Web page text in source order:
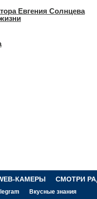
Евгения Солнцева
КАМЕРЫ СМОТРИ
Вкусные знания